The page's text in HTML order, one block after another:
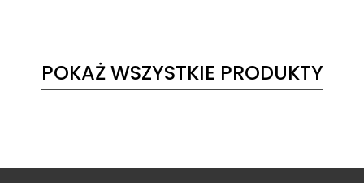
POKAŻ WSZYSTKIE PRODUKTY